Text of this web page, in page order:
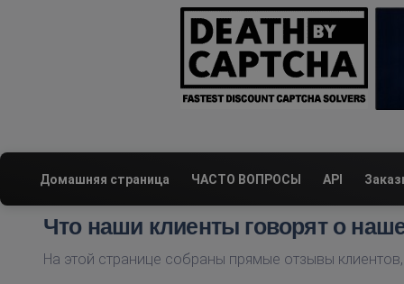
Домашняя страница ЧАСТО ВОПРОСЫ API
Что наши клиенты говорят о
На этой странице собраны прямые отзывы